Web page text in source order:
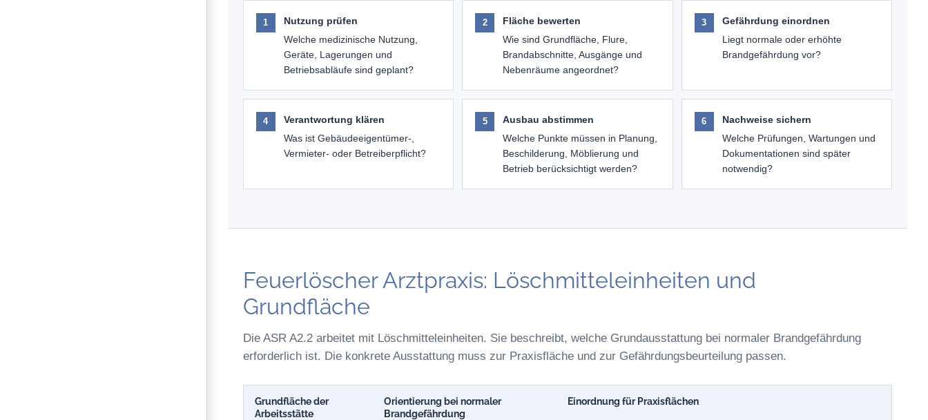
Nutzung prüfen
Welche medizinische Nutzung,
Geräte, Lagerungen und
Betriebsabläufe sind geplant?
Fläche bewerten
Wie sind Grundfläche, Flure,
Brandabschnitte, Ausgänge und
Nebenräume angeordnet?
Gefährdung einordnen
Liegt normale oder erhöhte
Brandgefährdung vor?
Verantwortung klären
Was ist Gebäudeeigentümer-,
Vermieter- oder Betreiberpflicht?
Ausbau abstimmen
Welche Punkte müssen in Planung,
Beschilderung, Möblierung und
Betrieb berücksichtigt werden?
Nachweise sichern
Welche Prüfungen, Wartungen und
Dokumentationen sind später
notwendig?
Feuerlöscher Arztpraxis: Löschmitteleinheiten und
Grundfläche
Die ASR A2.2 arbeitet mit Löschmitteleinheiten. Sie beschreibt, welche Grundausstattung bei normaler Brandgefährdung
erforderlich ist. Die konkrete Ausstattung muss zur Praxisfläche und zur Gefährdungsbeurteilung passen.
Grundfläche der
Arbeitsstätte
Orientierung bei normaler
Brandgefährdung
Einordnung für Praxisflächen